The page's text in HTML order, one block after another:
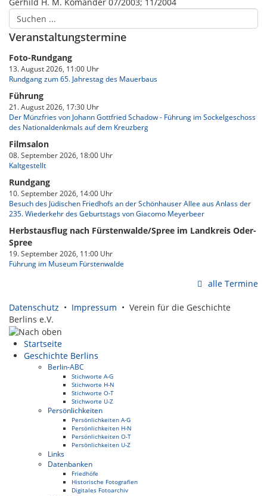
Veranstaltungstermine
Foto-Rundgang
13. August 2026, 11:00 Uhr
Rundgang zum 65. Jahrestag des Mauerbaus
Führung
21. August 2026, 17:30 Uhr
Der Münzfries von Johann Gottfried Schadow - Führung im Sockelgeschoss
des Nationaldenkmals auf dem Kreuzberg
Filmsalon
08. September 2026, 18:00 Uhr
Kaltgestellt
Rundgang
10. September 2026, 14:00 Uhr
Besuch des Jüdischen Friedhofs an der Schönhauser Allee aus Anlass der
235. Wiederkehr des Geburtstags von Giacomo Meyerbeer
Herbstausflug nach Fürstenwalde/Spree im Landkreis Oder-
Spree
19. September 2026, 11:00 Uhr
Führung im Museum Fürstenwalde
alle Termine
Datenschutz • Impressum • Verein für die Geschichte
Berlins e.V.
Startseite
Geschichte Berlins
Berlin-ABC
Stichworte A-G
Stichworte H-N
Stichworte O-T
Stichworte U-Z
Persönlichkeiten
Persönlichkeiten A-G
Persönlichkeiten H-N
Persönlichkeiten O-T
Persönlichkeiten U-Z
Links
Datenbanken
Friedhöfe
Historische Fotografien
Digitales Fotoarchiv